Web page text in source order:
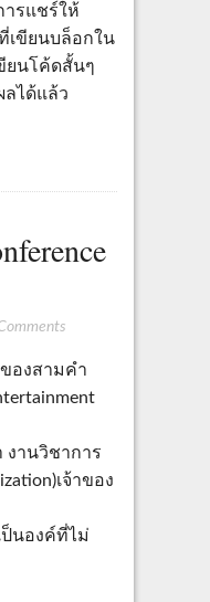
ารแชร์ให้
เขียนบล็อกใน
ยนโค้ดสั้นๆ
ลได้แล้ว
องสามคำ
งานวิชาการ
เจ้าของ
ป็นองค์ที่ไม่